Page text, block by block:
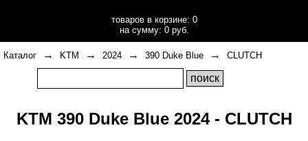
товаров в корзине: 0
на сумму: 0 руб.
Каталог → KTM → 2024 → 390 Duke Blue → CLUTCH
KTM 390 Duke Blue 2024 - CLUTCH